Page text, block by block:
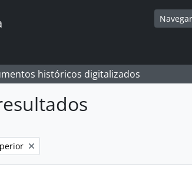
Navegar
históricos digitalizados